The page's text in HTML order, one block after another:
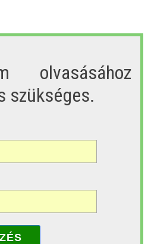
olvasásához
szükséges.